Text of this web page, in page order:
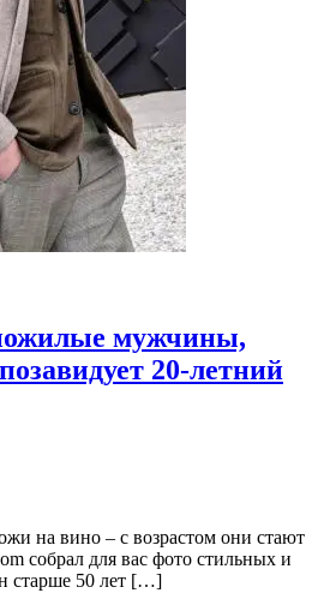
мужчины,
20-летний
на вино – с возрастом они стают
собрал для вас фото стильных и
старше 50 лет […]